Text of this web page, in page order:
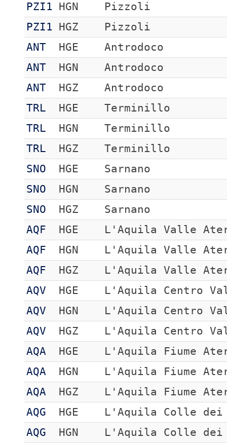
PZI1
HGN
Pizzoli
PZI1
HGZ
Pizzoli
ANT
HGE
Antrodoco
ANT
HGN
Antrodoco
ANT
HGZ
Antrodoco
TRL
HGE
Terminillo
TRL
HGN
Terminillo
TRL
HGZ
Terminillo
SNO
HGE
Sarnano
SNO
HGN
Sarnano
SNO
HGZ
Sarnano
AQF
HGE
L'Aquila Valle
AQF
HGN
L'Aquila Valle
AQF
HGZ
L'Aquila Valle
AQV
HGE
L'Aquila Centro
AQV
HGN
L'Aquila Centro
AQV
HGZ
L'Aquila Centro
AQA
HGE
L'Aquila Fiume
AQA
HGN
L'Aquila Fiume
AQA
HGZ
L'Aquila Fiume
AQG
HGE
L'Aquila Colle
AQG
HGN
L'Aquila Colle